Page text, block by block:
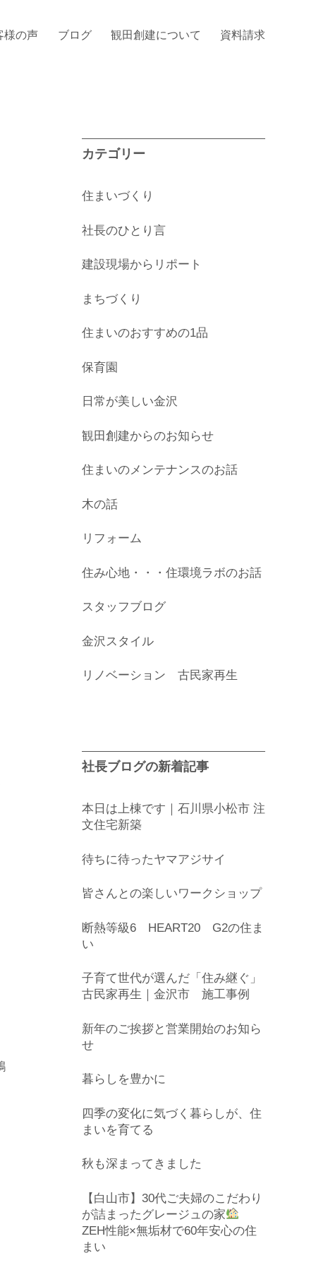
様の声 ブログ 観田創建について 資料請求
カテゴリー
住まいづくり
社長のひとり言
建設現場からリポート
まちづくり
住まいのおすすめの1品
保育園
日常が美しい金沢
観田創建からのお知らせ
住まいのメンテナンスのお話
木の話
リフォーム
住み心地・・・住環境ラボのお話
スタッフブログ
金沢スタイル
リノベーション 古民家再生
社長ブログの新着記事
本日は上棟です｜石川県小松市 注
文住宅新築
待ちに待ったヤマアジサイ
皆さんとの楽しいワークショップ
断熱等級6 HEART20 G2の住ま
い
子育て世代が選んだ「住み継ぐ」
古民家再生｜金沢市 施工事例
新年のご挨拶と営業開始のお知ら
せ
暮らしを豊かに
四季の変化に気づく暮らしが、住
まいを育てる
秋も深まってきました
【白山市】30代ご夫婦のこだわり
が詰まったグレージュの家
ZEH性能×無垢材で60年安心の住
まい